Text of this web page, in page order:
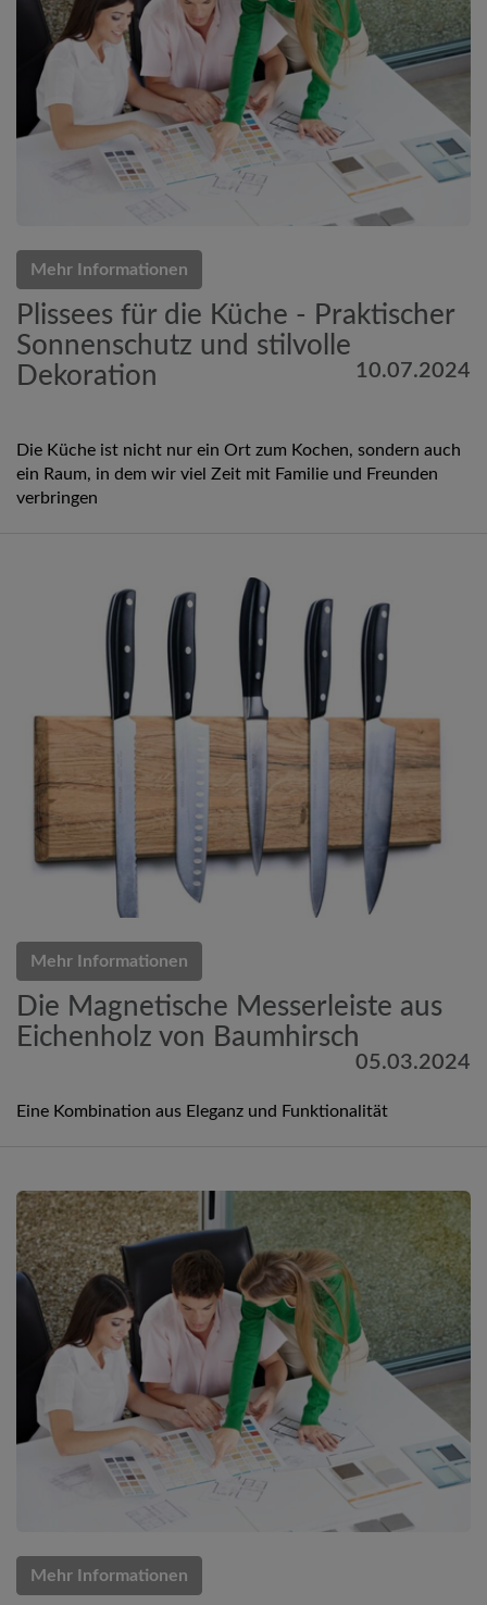
Mehr Informationen
Plissees für die Küche - Praktischer
Sonnenschutz und stilvolle
Dekoration
10.07.2024
Die Küche ist nicht nur ein Ort zum Kochen, sondern auch
ein Raum, in dem wir viel Zeit mit Familie und Freunden
verbringen
Mehr Informationen
Die Magnetische Messerleiste aus
Eichenholz von Baumhirsch
05.03.2024
Eine Kombination aus Eleganz und Funktionalität
Mehr Informationen